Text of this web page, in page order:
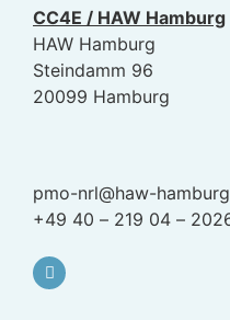
CC4E / HAW Hamburg
HAW Hamburg
Steindamm 96
20099 Hamburg
pmo-nrl@haw-
+49 40 – 219 04 –